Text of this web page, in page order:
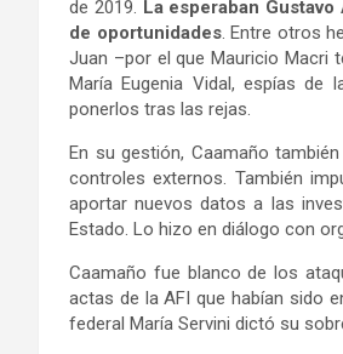
de 2019. La esperaban
de oportunidades. Entre otros
Juan –por el que Mauricio Macri
María Eugenia Vidal, espías de
ponerlos tras las rejas.
En su gestión, Caamaño
controles externos. También
aportar nuevos datos a las
Estado. Lo hizo en diálogo con
Caamaño fue blanco de los
actas de la AFI que habían sido
federal María Servini dictó su